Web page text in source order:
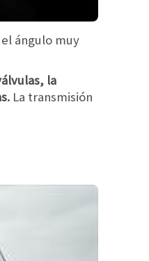
ángulo muy
la
La transmisión